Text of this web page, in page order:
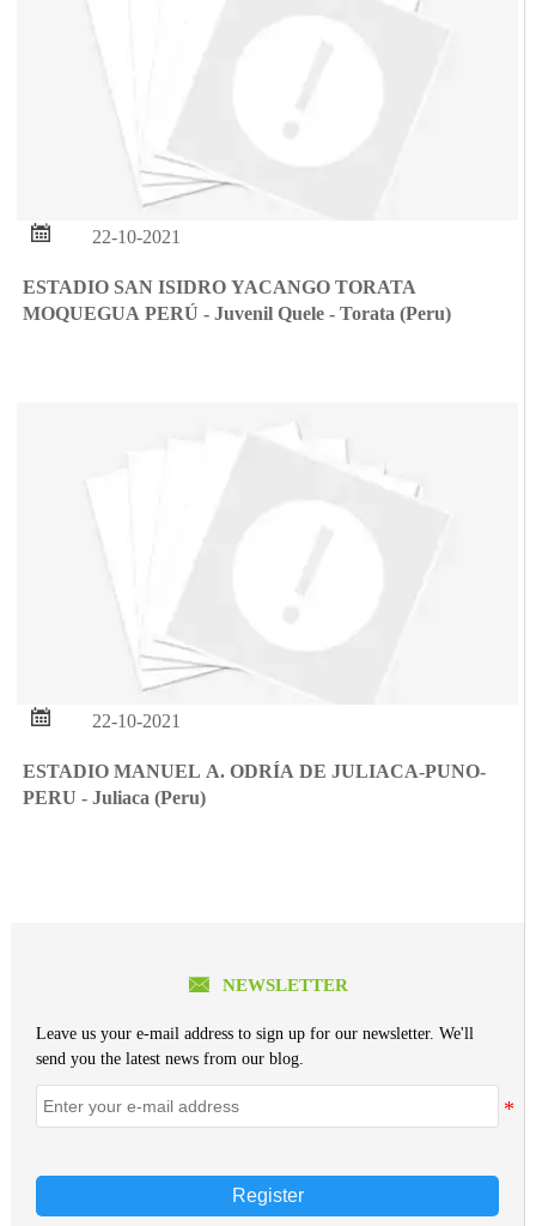
 22-10-2021
ESTADIO SAN ISIDRO YACANGO TORATA
MOQUEGUA PERÚ - Juvenil Quele - Torata (Peru)
 22-10-2021
ESTADIO MANUEL A. ODRÍA DE JULIACA-PUNO-
PERU - Juliaca (Peru)
 NEWSLETTER
Leave us your e-mail address to sign up for our newsletter. We'll
send you the latest news from our blog.
Register